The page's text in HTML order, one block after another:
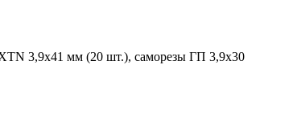
3,9х41 мм (20 шт.), саморезы ГП 3,9х30